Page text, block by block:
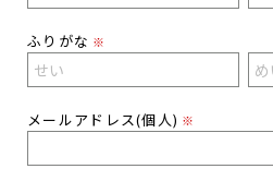
ふりがな ※
メールアドレス(個人) ※